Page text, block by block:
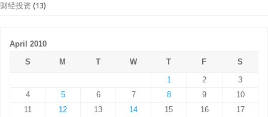
财经投资 (13)
April 2010
S
M T W T F
S
1
2
3
4
5 6 7 8 9
10
11
12 13 14 15 16
17